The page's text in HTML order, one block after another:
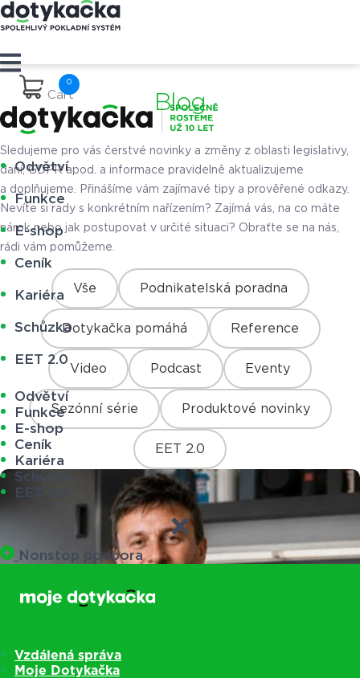
Cart
Odvětví
Funkce
E-shop
Ceník
Kariéra
Schůzka
EET 2.0
Odvětví
Funkce
E-shop
Ceník
Kariéra
Schůzka
EET 2.0
Nonstop podpora
Vzdálená správa
Moje Dotykačka
Blog
Sledujeme pro vás čerstvé novinky a změny z oblasti legislativy,
daní, GDPR apod. a informace pravidelně aktualizujeme
a doplňujeme. Přinášíme vám zajímavé tipy a prověřené odkazy.
Nevíte si rady s konkrétním nařízením? Zajímá vás, na co máte
nárok nebo jak postupovat v určité situaci? Obraťte se na nás,
rádi vám pomůžeme.
Vše Podnikatelská poradna
Dotykačka pomáhá Reference
Video Podcast Eventy
Sezónní série Produktové novinky
EET 2.0